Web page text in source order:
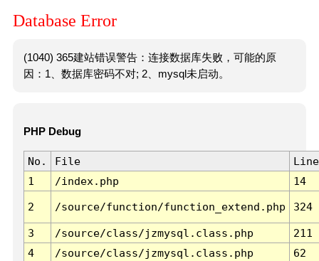
Database Error
(1040) 365建站错误警告：连接数据库失败，可能的原
因：1、数据库密码不对; 2、mysql未启动。
PHP Debug
No. File
Line
1
/index.php 14
2 /source/function/function_extend.php 324
3 /source/class/jzmysql.class.php
211
4
/source/class/jzmysql.class.php
62